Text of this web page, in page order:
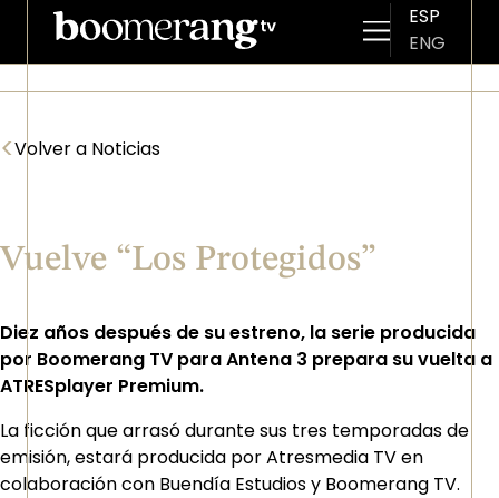
ESP
ENG
<Volver a Noticias
Vuelve “Los Protegidos”
Diez años después de su estreno, la serie producida
por Boomerang TV para Antena 3 prepara su vuelta a
ATRESplayer Premium.
La ficción que arrasó durante sus tres temporadas de
emisión, estará producida por Atresmedia TV en
colaboración con Buendía Estudios y Boomerang TV.